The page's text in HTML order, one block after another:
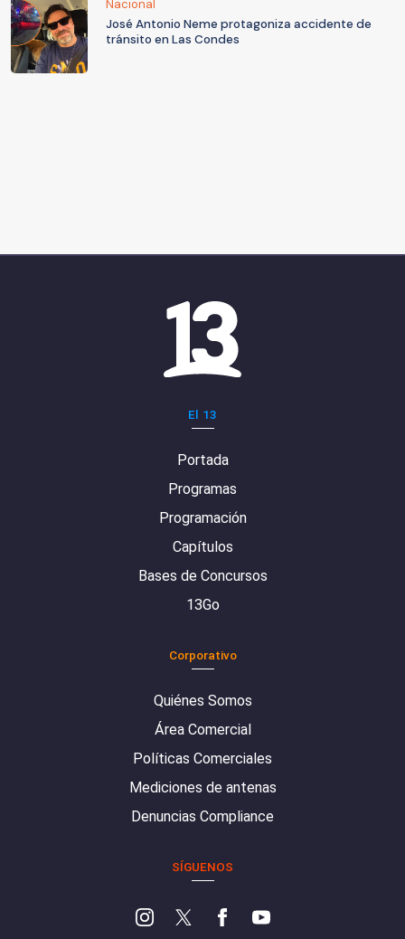
Nacional
José Antonio Neme protagoniza accidente de
tránsito en Las Condes
El 13
Portada
Programas
Programación
Capítulos
Bases de Concursos
13Go
Corporativo
Quiénes Somos
Área Comercial
Políticas Comerciales
Mediciones de antenas
Denuncias Compliance
SÍGUENOS